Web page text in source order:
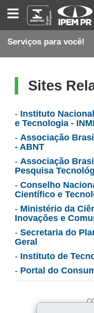
INSTITUTO
PESOS
E
DO
Serviços para você!
Sites
- Instituto
e Tecnologia -
- Associação
- ABNT
- Associação
Pesquisa
- Conselho
Científico e
- Ministério da
Inovações e
- Secretaria do
Geral
- Instituto de
- Portal do